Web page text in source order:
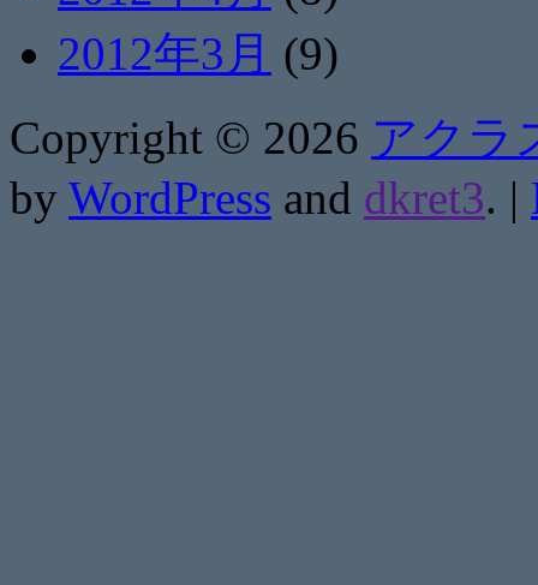
2012年3月 (9)
Copyright © 2026 アクラ
by WordPress and dkret3. |